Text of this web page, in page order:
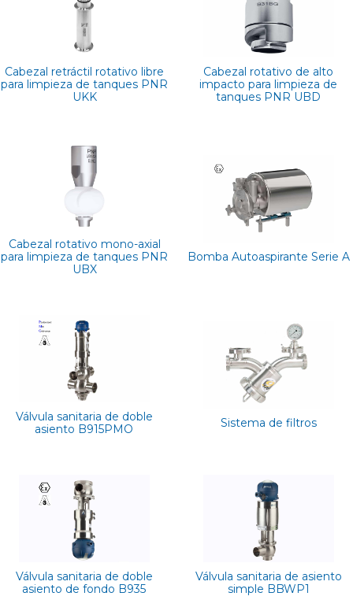
Cabezal retráctil rotativo libre
para limpieza de tanques PNR
UKK
Cabezal rotativo de alto
impacto para limpieza de
tanques PNR UBD
Cabezal rotativo mono-axial
para limpieza de tanques PNR
UBX
Bomba Autoaspirante Serie A
Válvula sanitaria de doble
asiento B915PMO
Sistema de filtros
Válvula sanitaria de doble
asiento de fondo B935
Válvula sanitaria de asiento
simple BBWP1